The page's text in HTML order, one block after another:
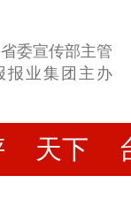
委宣传部主管
报业集团主办
天下